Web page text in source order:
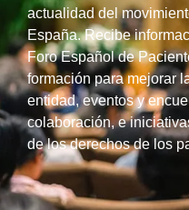
actualidad del
España. Recibe
Foro Español de
formación para mejorar
entidad, eventos y
colaboración, e
de los derechos de los